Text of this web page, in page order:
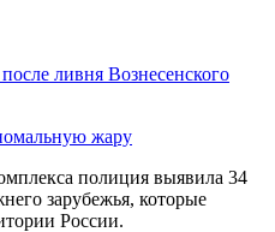
ливня Вознесенского
жару
полиция выявила 34
зарубежья, которые
России.